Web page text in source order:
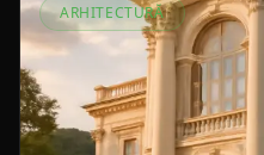
ARHITECTURĂ